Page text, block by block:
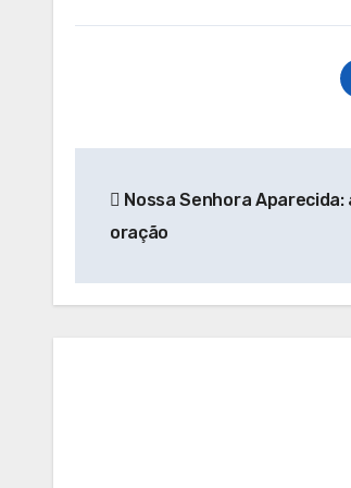
de Nossa Senhora
oração